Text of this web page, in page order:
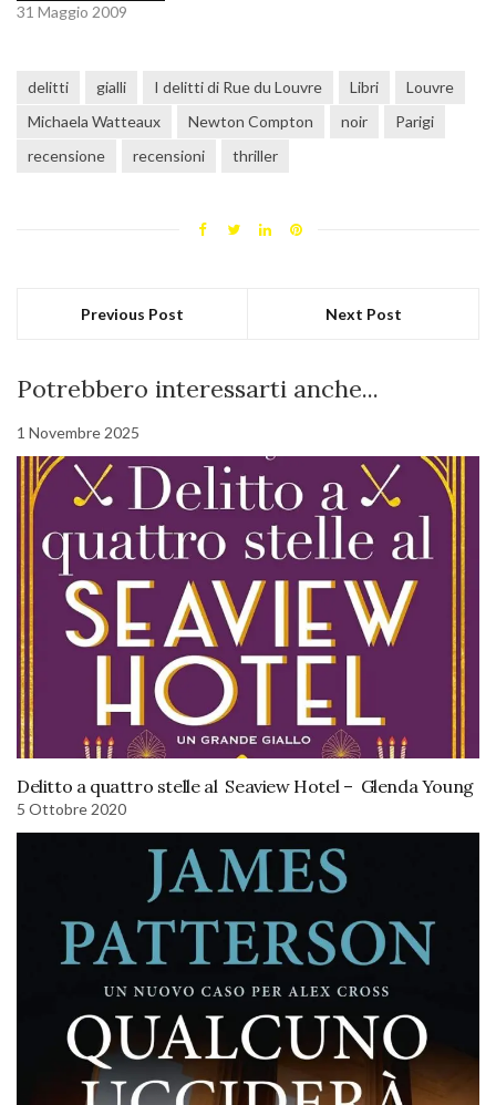
31 Maggio 2009
delitti gialli I delitti di Rue du Louvre Libri
Louvre
Michaela Watteaux
Newton Compton noir
Parigi
recensione
recensioni thriller
Previous Post Next Post
Potrebbero interessarti anche...
1 Novembre 2025
Delitto a quattro stelle al Seaview Hotel – Glenda Young
5 Ottobre 2020